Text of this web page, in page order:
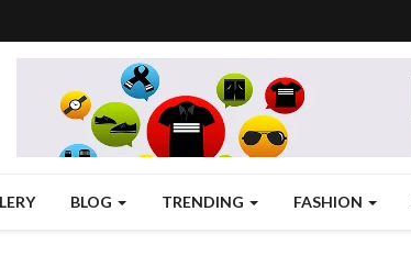
BLOG TRENDING FASHION